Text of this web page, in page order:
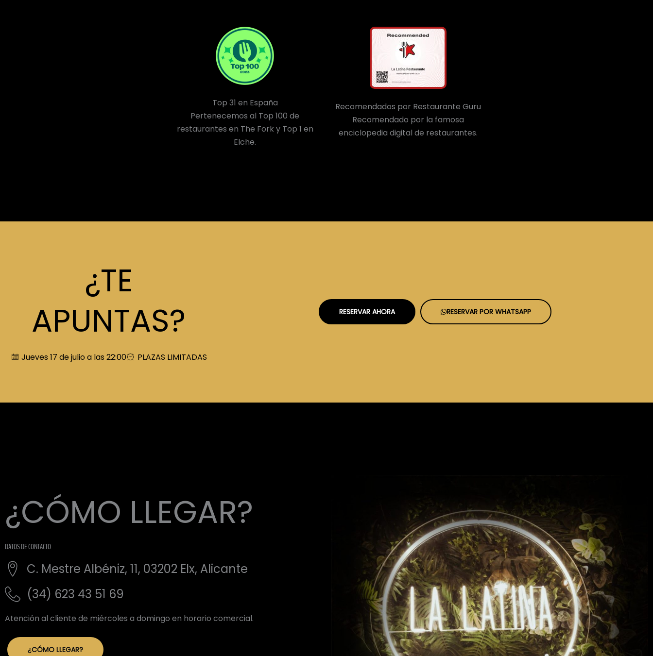
Top 31 en España
Pertenecemos al Top 100 de
restaurantes en The Fork y Top 1 en
Elche.
Recomendados por Restaurante Guru
Recomendado por la famosa
enciclopedia digital de restaurantes.
¿TE
APUNTAS?
Jueves 17 de julio a las 22:00 PLAZAS LIMITADAS
RESERVAR AHORA RESERVAR POR WHATSAPP
¿CÓMO LLEGAR?
DATOS DE CONTACTO
C. Mestre Albéniz, 11, 03202 Elx, Alicante
(34) 623 43 51 69
Atención al cliente de miércoles a domingo en horario comercial.
¿CÓMO LLEGAR?